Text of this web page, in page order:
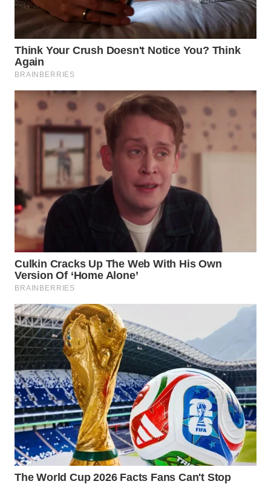
WN
TANJUNG
LESUNG
WN
KARO
WN
SIMALUNGUN
WN
LABUHANBATU
WN
TAPANULI
TENGAH
WN DELI
SERDANG
WN
TEBING
TINGGI
WN
PAKPAK
WN
KARAWANG
WN
BEKASI